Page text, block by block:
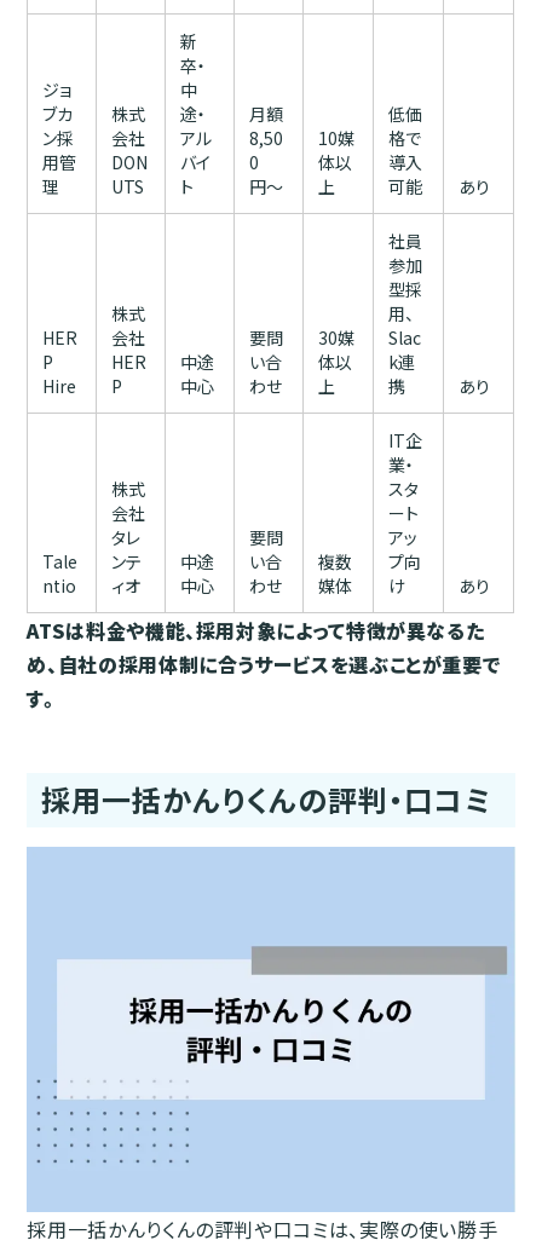
ジョ
ブカ
ン採
用管
理
株式
会社
DON
UTS
新
卒・
中
途・
アル
バイ
ト
月額
8,50
0
円〜
10媒
体以
上
低価
格で
導入
可能
あり
HER
P
Hire
株式
会社
HER
P
中途
中心
要問
い合
わせ
30媒
体以
上
社員
参加
型採
用、
Slac
k連
携
あり
Tale
ntio
株式
会社
タレ
ンテ
ィオ
中途
中心
要問
い合
わせ
複数
媒体
IT企
業・
スタ
ート
アッ
プ向
け
あり
ATSは料金や機能、採用対象によって特徴が異なるた
め、自社の採用体制に合うサービスを選ぶことが重要で
す。
採用一括かんりくんの評判・口コミ
採用一括かんりくんの評判や口コミは、実際の使い勝手